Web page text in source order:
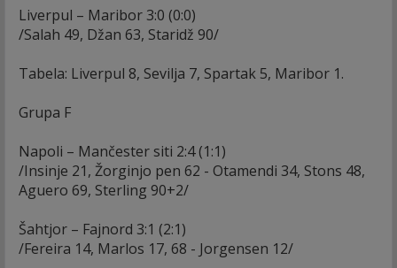
Liverpul – Maribor 3:0 (0:0)
/Salah 49, Džan 63, Staridž 90/
Tabela: Liverpul 8, Sevilja 7, Spartak 5, Maribor 1.
Grupa F
Napoli – Mančester siti 2:4 (1:1)
/Insinje 21, Žorginjo pen 62 - Otamendi 34, Stons 48,
Aguero 69, Sterling 90+2/
Šahtjor – Fajnord 3:1 (2:1)
/Fereira 14, Marlos 17, 68 - Jorgensen 12/